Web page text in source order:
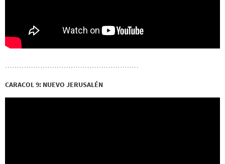
…………………………………………………
CARACOL 9: NUEVO JERUSALÉN